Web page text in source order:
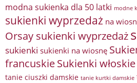
modna sukienka dla 50 latki modne
sukienki wyprzedaż na
Orsay sukienki wyprzedaż
sukienki sukienki na wiosnę
francuskieSukienki
tanie ciuszki damskie tanie kurtki damskie